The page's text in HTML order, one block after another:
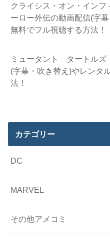
クライシス・オン・イン
ーロー外伝の動画配信(字
無料でフル視聴する方法！
ミュータント タートル
(字幕・吹き替え)やレンタ
法！
カテゴリー
DC
MARVEL
その他アメコミ